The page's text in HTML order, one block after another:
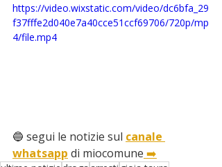
https://video.wixstatic.com/video/dc6bfa_29
f37fffe2d040e7a40cce51ccf69706/720p/mp
4/file.mp4
🔵 segui le notizie sul canale
whatsapp di miocomune ➡️